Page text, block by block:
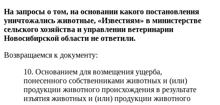
На запросы о том, на основании какого постановления
уничтожались животные, «Известиям» в министерстве
сельского хозяйства и управлении ветеринарии
Новосибирской области не ответили.
Возвращаемся к документу:
10. Основанием для возмещения ущерба,
понесенного собственниками животных и (или)
продукции животного происхождения в результате
изъятия животных и (или) продукции животного